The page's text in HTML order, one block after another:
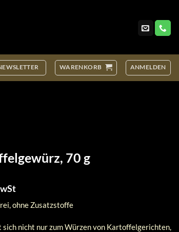
WARENKORB ANMELDEN
70 g
ohne Zusatzstoffe
nicht nur zum Würzen von Kartoffelgerichten,